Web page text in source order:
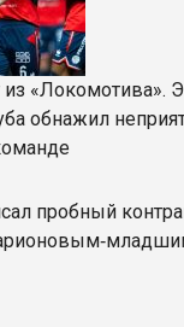
из «Локомотива».
обнажил
пробный